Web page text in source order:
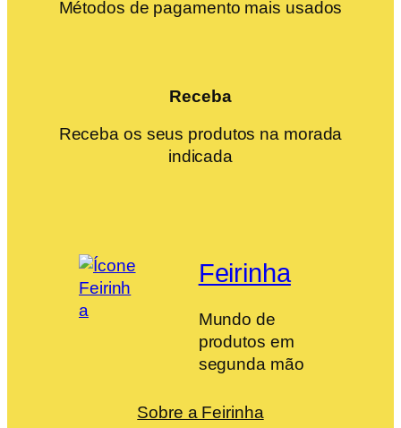
Métodos de pagamento mais usados
Receba
Receba os seus produtos na morada
indicada
Feirinha
Mundo de
produtos em
segunda mão
Sobre a Feirinha